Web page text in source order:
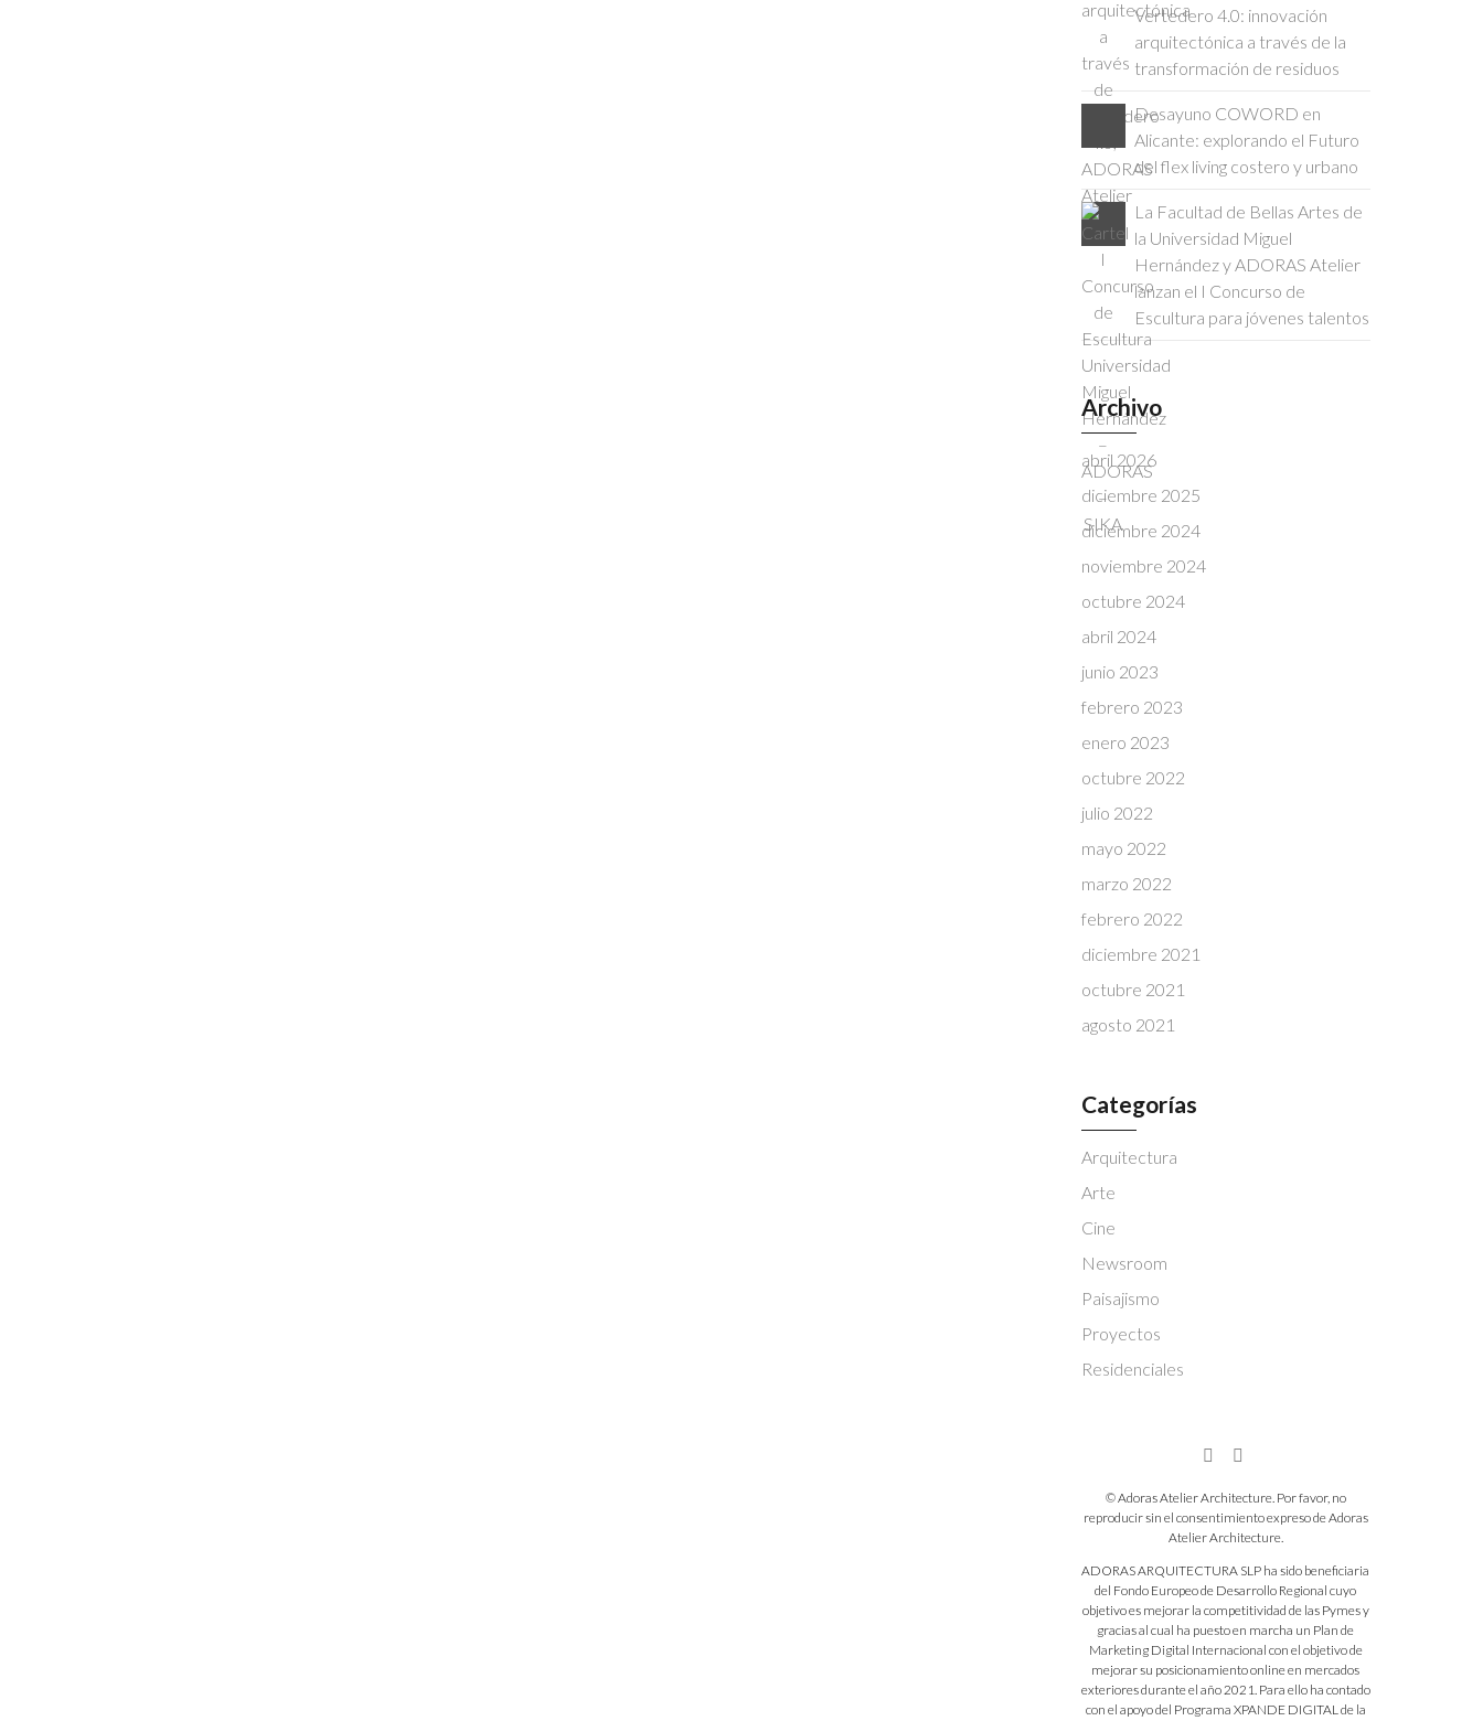
Vertedero 4.0: innovación
arquitectónica a través de la
transformación de residuos
Desayuno COWORD en
Alicante: explorando el Futuro
del flex living costero y urbano
La Facultad de Bellas Artes de
la Universidad Miguel
Hernández y ADORAS Atelier
lanzan el I Concurso de
Escultura para jóvenes talentos
Archivo
abril 2026
diciembre 2025
diciembre 2024
noviembre 2024
octubre 2024
abril 2024
junio 2023
febrero 2023
enero 2023
octubre 2022
julio 2022
mayo 2022
marzo 2022
febrero 2022
diciembre 2021
octubre 2021
agosto 2021
Categorías
Arquitectura
Arte
Cine
Newsroom
Paisajismo
Proyectos
Residenciales
© Adoras Atelier Architecture. Por favor, no
reproducir sin el consentimiento expreso de Adoras
Atelier Architecture.
ADORAS ARQUITECTURA SLP ha sido beneficiaria
del Fondo Europeo de Desarrollo Regional cuyo
objetivo es mejorar la competitividad de las Pymes y
gracias al cual ha puesto en marcha un Plan de
Marketing Digital Internacional con el objetivo de
mejorar su posicionamiento online en mercados
exteriores durante el año 2021. Para ello ha contado
con el apoyo del Programa XPANDE DIGITAL de la